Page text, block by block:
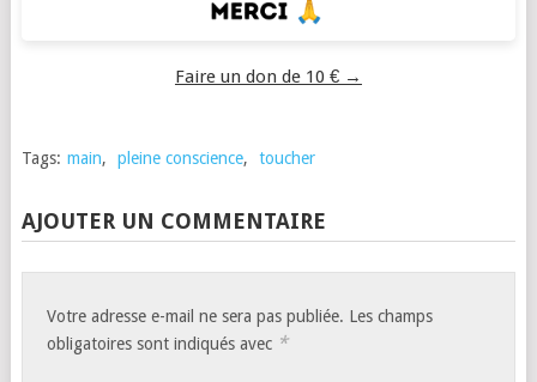
Faire un don de 10 € →
Tags: main, pleine conscience, toucher
AJOUTER UN COMMENTAIRE
Votre adresse e-mail ne sera pas publiée. Les champs
obligatoires sont indiqués avec *